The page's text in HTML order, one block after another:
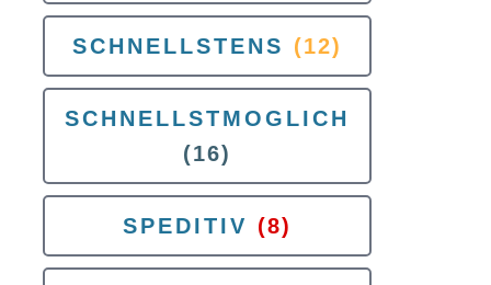
SCHNELLSTENS (12)
SCHNELLSTMOGLICH
(16)
SPEDITIV (8)